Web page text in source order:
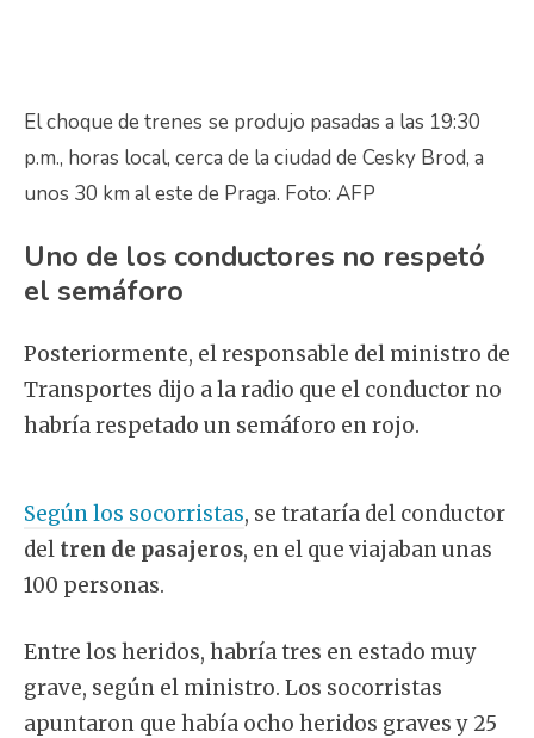
El choque de trenes se produjo pasadas a las 19:30
p.m., horas local, cerca de la ciudad de Cesky Brod, a
unos 30 km al este de Praga. Foto: AFP
Uno de los conductores no respetó
el semáforo
Posteriormente, el responsable del ministro de
Transportes dijo a la radio que el conductor no
habría respetado un semáforo en rojo.
Según los socorristas, se trataría del conductor
del tren de pasajeros, en el que viajaban unas
100 personas.
Entre los heridos, habría tres en estado muy
grave, según el ministro. Los socorristas
apuntaron que había ocho heridos graves y 25